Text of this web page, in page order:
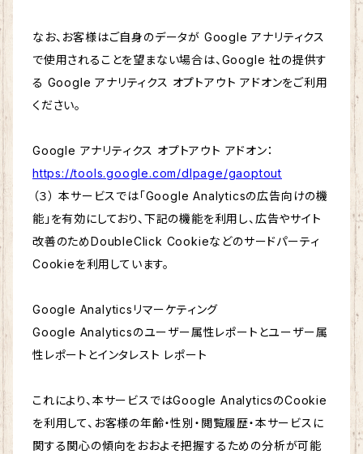
なお、お客様はご自身のデータが Google アナリティクス
で使用されることを望まない場合は、Google 社の提供す
る Google アナリティクス オプトアウト アドオンをご利用
ください。
Google アナリティクス オプトアウト アドオン：
https://tools.google.com/dlpage/gaoptout
（３） 本サービスでは「Google Analyticsの広告向けの機
能」を有効にしており、下記の機能を利用し、広告やサイト
改善のためDoubleClick Cookieなどのサードパーティ
Cookieを利用しています。
Google Analyticsリマーケティング
Google Analyticsのユーザー属性レポートとユーザー属
性レポートとインタレスト レポート
これにより、本サービスではGoogle AnalyticsのCookie
を利用して、お客様の年齢・性別・閲覧履歴・本サービスに
関する関心の傾向をおおよそ把握するための分析が可能